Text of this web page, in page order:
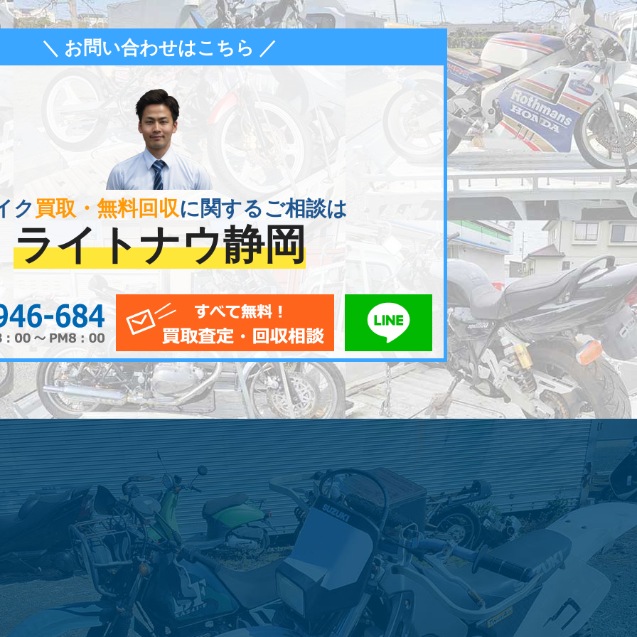
＼ お問い合わせはこちら ／
ク 買取・無料回収に関するご相談は
ライトナウ静岡
0120-956-684 メールでお問い合わせLINEでお問い合わせ